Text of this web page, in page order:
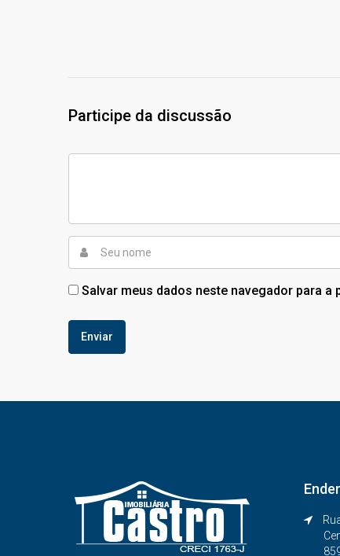
Participe da discussão
Salvar meus dados neste navegador para a